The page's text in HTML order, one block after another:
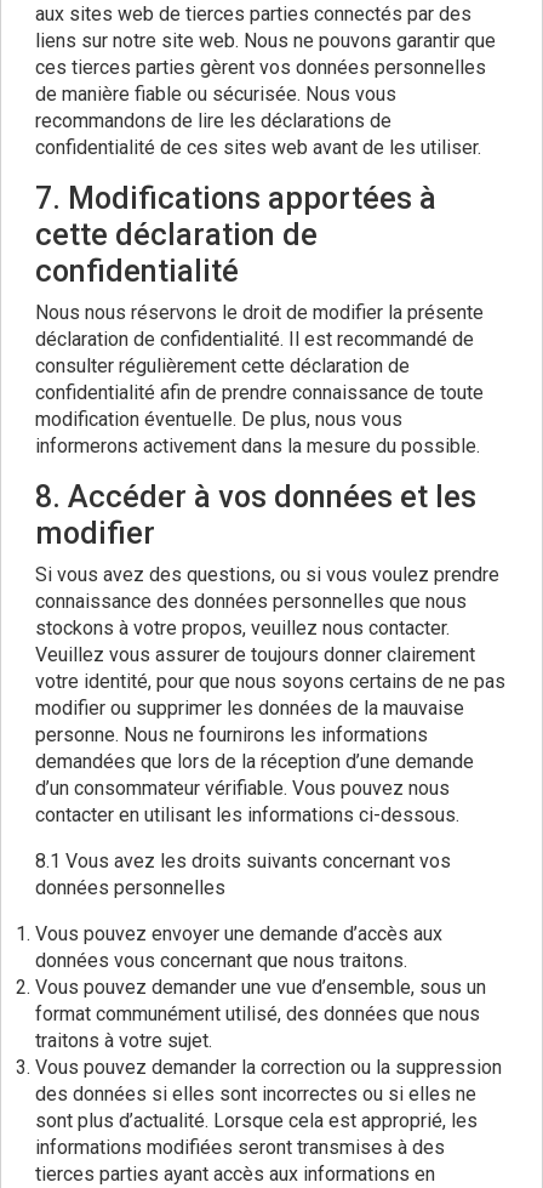
aux sites web de tierces parties connectés par des
liens sur notre site web. Nous ne pouvons garantir que
ces tierces parties gèrent vos données personnelles
de manière fiable ou sécurisée. Nous vous
recommandons de lire les déclarations de
confidentialité de ces sites web avant de les utiliser.
7. Modifications apportées à
cette déclaration de
confidentialité
Nous nous réservons le droit de modifier la présente
déclaration de confidentialité. Il est recommandé de
consulter régulièrement cette déclaration de
confidentialité afin de prendre connaissance de toute
modification éventuelle. De plus, nous vous
informerons activement dans la mesure du possible.
8. Accéder à vos données et les
modifier
Si vous avez des questions, ou si vous voulez prendre
connaissance des données personnelles que nous
stockons à votre propos, veuillez nous contacter.
Veuillez vous assurer de toujours donner clairement
votre identité, pour que nous soyons certains de ne pas
modifier ou supprimer les données de la mauvaise
personne. Nous ne fournirons les informations
demandées que lors de la réception d’une demande
d’un consommateur vérifiable. Vous pouvez nous
contacter en utilisant les informations ci-dessous.
8.1 Vous avez les droits suivants concernant vos
données personnelles
Vous pouvez envoyer une demande d’accès aux
données vous concernant que nous traitons.
Vous pouvez demander une vue d’ensemble, sous un
format communément utilisé, des données que nous
traitons à votre sujet.
Vous pouvez demander la correction ou la suppression
des données si elles sont incorrectes ou si elles ne
sont plus d’actualité. Lorsque cela est approprié, les
informations modifiées seront transmises à des
tierces parties ayant accès aux informations en